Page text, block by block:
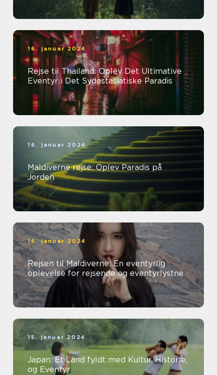
16. januar 2024
Rejse til Thailand: Oplev Det Ultimative
Eventyr i Det Sydøstasiatiske Paradis
16. januar 2024
Maldiverne rejse: Oplev Paradis på
Jorden
16. januar 2024
Rejsen til Maldiverne: En eventyrlig
oplevelse for rejsende og eventyrlystne
15. januar 2024
Japan: Et Land fyldt med Kultur, Historie,
og Eventyr